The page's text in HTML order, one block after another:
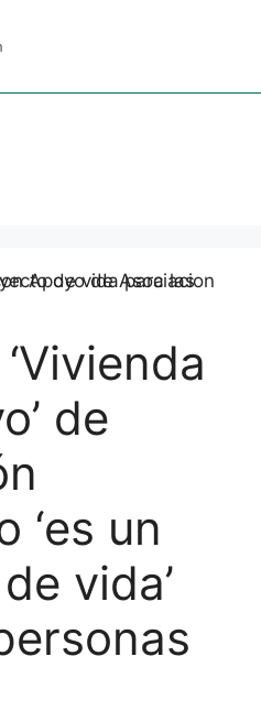
de
‘es un
vida’